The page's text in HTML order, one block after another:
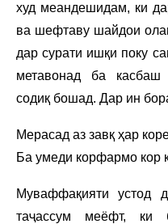
худ меандешидам, ки
ва шефтаву шайдои
дар сурати ишқи поку
метавонад ба
содиқ бошад. Дар ин
Мерасад аз завқ ҳар
Ба умеди корфармо кор
Муваффақияти устод
таҷассум меёфт, ки